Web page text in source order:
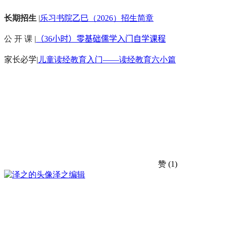
长期招生 |乐习书院乙巳（2026）招生简章
公 开 课 | （36小时）零基础儒学入门自学课程
家长必学| 儿童读经教育入门——读经教育六小篇
赞 (1)
泽之编辑